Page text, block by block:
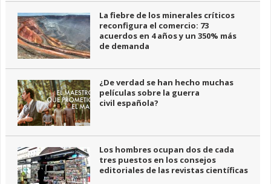
La fiebre de los minerales críticos
reconfigura el comercio: 73
acuerdos en 4 años y un 350% más
de demanda
¿De verdad se han hecho muchas
películas sobre la guerra
civil española?
Los hombres ocupan dos de cada
tres puestos en los consejos
editoriales de las revistas científicas